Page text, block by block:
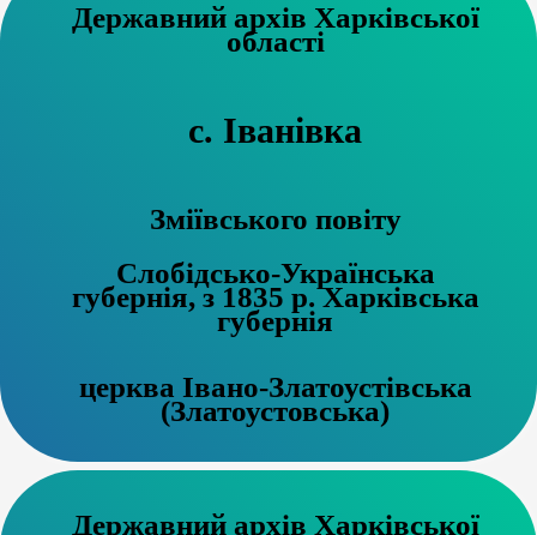
Державний архів Харківської
області
с. Іванівка
Зміївського повіту
Слобідсько-Українська
губернія, з 1835 р. Харківська
губернія
церква Івано-Златоустівська
(Златоустовська)
Державний архів Харківської